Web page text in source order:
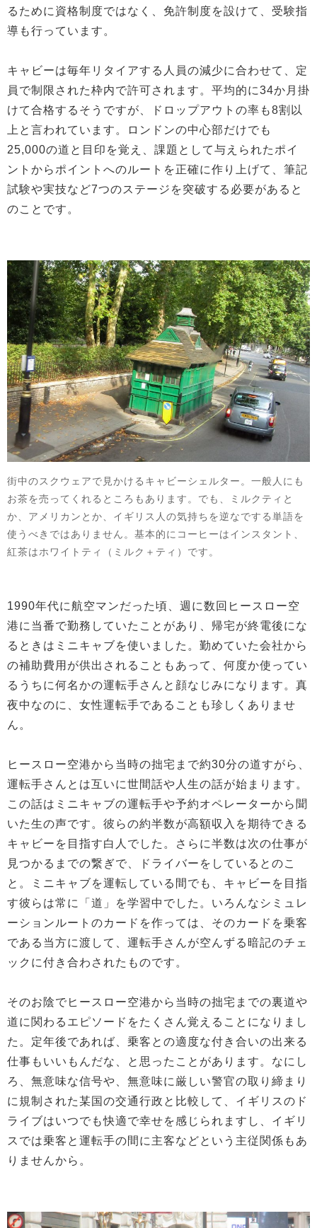
るために資格制度ではなく、免許制度を設けて、受験指
導も行っています。
キャビーは毎年リタイアする人員の減少に合わせて、定
員で制限された枠内で許可されます。平均的に34か月掛
けて合格するそうですが、ドロップアウトの率も8割以
上と言われています。ロンドンの中心部だけでも
25,000の道と目印を覚え、課題として与えられたポイ
ントからポイントへのルートを正確に作り上げて、筆記
試験や実技など7つのステージを突破する必要があると
のことです。
街中のスクウェアで見かけるキャビーシェルター。一般人にも
お茶を売ってくれるところもあります。でも、ミルクティと
か、アメリカンとか、イギリス人の気持ちを逆なでする単語を
使うべきではありません。基本的にコーヒーはインスタント、
紅茶はホワイトティ（ミルク＋ティ）です。
1990年代に航空マンだった頃、週に数回ヒースロー空
港に当番で勤務していたことがあり、帰宅が終電後にな
るときはミニキャブを使いました。勤めていた会社から
の補助費用が供出されることもあって、何度か使ってい
るうちに何名かの運転手さんと顔なじみになります。真
夜中なのに、女性運転手であることも珍しくありませ
ん。
ヒースロー空港から当時の拙宅まで約30分の道すがら、
運転手さんとは互いに世間話や人生の話が始まります。
この話はミニキャブの運転手や予約オペレーターから聞
いた生の声です。彼らの約半数が高額収入を期待できる
キャビーを目指す白人でした。さらに半数は次の仕事が
見つかるまでの繋ぎで、ドライバーをしているとのこ
と。ミニキャブを運転している間でも、キャビーを目指
す彼らは常に「道」を学習中でした。いろんなシミュレ
ーションルートのカードを作っては、そのカードを乗客
である当方に渡して、運転手さんが空んずる暗記のチェ
ックに付き合わされたものです。
そのお陰でヒースロー空港から当時の拙宅までの裏道や
道に関わるエピソードをたくさん覚えることになりまし
た。定年後であれば、乗客との適度な付き合いの出来る
仕事もいいもんだな、と思ったことがあります。なにし
ろ、無意味な信号や、無意味に厳しい警官の取り締まり
に規制された某国の交通行政と比較して、イギリスのド
ライブはいつでも快適で幸せを感じられますし、イギリ
スでは乗客と運転手の間に主客などという主従関係もあ
りませんから。